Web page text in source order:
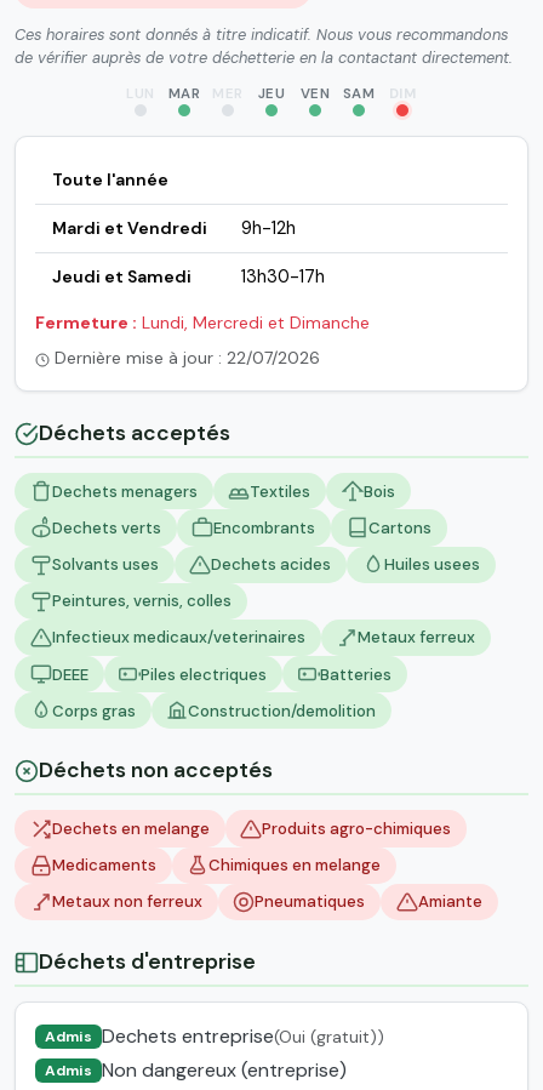
Ces horaires sont donnés à titre indicatif. Nous vous recommandons
de vérifier auprès de votre déchetterie en la contactant directement.
LUN MAR MER JEU VEN SAM DIM
Toute l'année
Mardi et Vendredi 9h-12h
Jeudi et Samedi 13h30-17h
Fermeture : Lundi, Mercredi et Dimanche
Dernière mise à jour : 22/07/2026
Déchets acceptés
Dechets menagers Textiles
Bois
Dechets verts
Encombrants
Cartons
Solvants uses
Dechets acides
Huiles usees
Peintures, vernis, colles
Infectieux medicaux/veterinaires
Metaux ferreux
DEEE
Piles electriques
Batteries
Corps gras
Construction/demolition
Déchets non acceptés
Dechets en melange
Produits agro-chimiques
Medicaments
Chimiques en melange
Metaux non ferreux
Pneumatiques Amiante
Déchets d'entreprise
Admis Dechets entreprise(Oui (gratuit))
Admis Non dangereux (entreprise)